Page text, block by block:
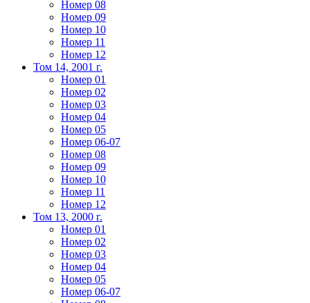
Номер 08
Номер 09
Номер 10
Номер 11
Номер 12
Том 14, 2001 г.
Номер 01
Номер 02
Номер 03
Номер 04
Номер 05
Номер 06-07
Номер 08
Номер 09
Номер 10
Номер 11
Номер 12
Том 13, 2000 г.
Номер 01
Номер 02
Номер 03
Номер 04
Номер 05
Номер 06-07